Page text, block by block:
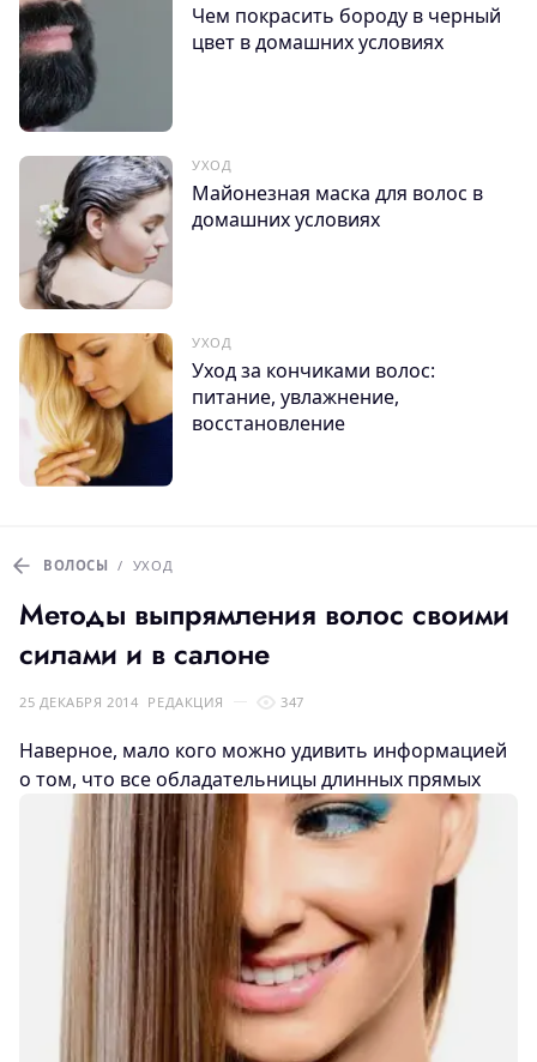
Чем покрасить бороду в черный
цвет в домашних условиях
УХОД
Майонезная маска для волос в
домашних условиях
УХОД
Уход за кончиками волос:
питание, увлажнение,
восстановление
ВОЛОСЫ / УХОД
Методы выпрямления волос своими
силами и в салоне
25 ДЕКАБРЯ 2014 РЕДАКЦИЯ 347
Наверное, мало кого можно удивить информацией
о том, что все обладательницы длинных прямых